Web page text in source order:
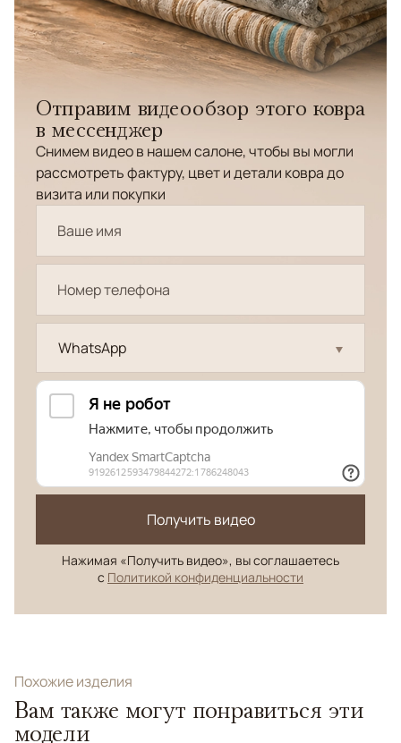
Отправим видеообзор этого ковра
в мессенджер
Снимем видео в нашем салоне, чтобы вы могли
рассмотреть фактуру, цвет и детали ковра до
визита или покупки
WhatsApp
Получить видео
Нажимая «Получить видео», вы соглашаетесь
с Политикой конфиденциальности
Похожие изделия
Вам также могут понравиться эти
модели